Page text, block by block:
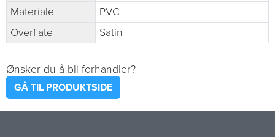
Materiale
PVC
Overflate
Satin
Ønsker du å bli forhandler?
GÅ TIL PRODUKTSIDE